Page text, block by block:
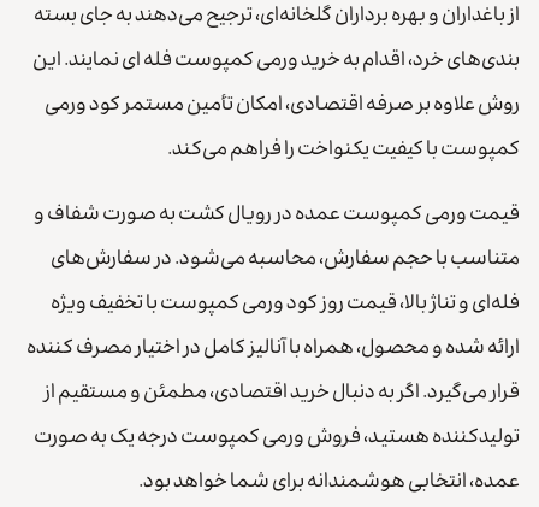
از باغداران و بهره برداران گلخانه‌ای، ترجیح می‌دهند به جای بسته
بندی‌های خرد، اقدام به خرید ورمی کمپوست فله ای نمایند. این
روش علاوه بر صرفه اقتصادی، امکان تأمین مستمر کود ورمی
کمپوست با کیفیت یکنواخت را فراهم می‌کند.
قیمت ورمی کمپوست عمده در رویال کشت به صورت شفاف و
متناسب با حجم سفارش، محاسبه می‌شود. در سفارش‌های
فله‌ای و تناژ بالا، قیمت روز کود ورمی کمپوست با تخفیف ویژه
ارائه شده و محصول، همراه با آنالیز کامل در اختیار مصرف کننده
قرار می‌گیرد. اگر به دنبال خرید اقتصادی، مطمئن و مستقیم از
تولیدکننده هستید، فروش ورمی کمپوست درجه یک به صورت
عمده، انتخابی هوشمندانه برای شما خواهد بود.